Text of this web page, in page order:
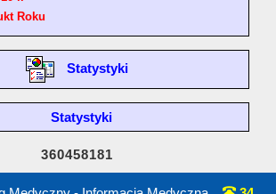
Roku
Statystyki
Statystyki
360458181